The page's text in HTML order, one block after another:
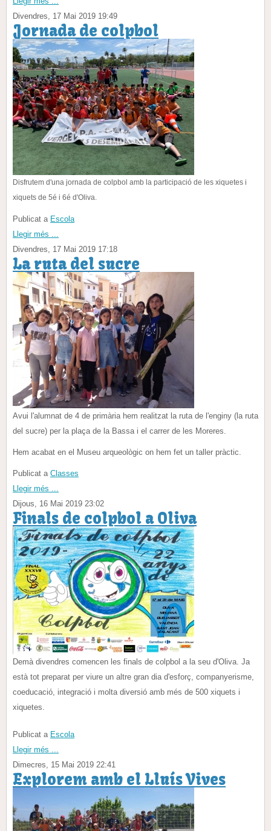
Divendres, 17 Mai 2019 19:49
Jornada de colpbol
Disfrutem d'una jornada de colpbol amb la participació de les xiquetes i
xiquets de 5é i 6é d'Oliva.
Publicat a Escola
Llegir més ...
Divendres, 17 Mai 2019 17:18
La ruta del sucre
Avui l'alumnat de 4 de primària hem realitzat la ruta de l'enginy (la ruta
del sucre) per la plaça de la Bassa i el carrer de les Moreres.
Hem acabat en el Museu arqueològic on hem fet un taller pràctic.
Publicat a Classes
Llegir més ...
Dijous, 16 Mai 2019 23:02
Finals de colpbol a Oliva
Demà divendres comencen les finals de colpbol a la seu d'Oliva. Ja
està tot preparat per viure un altre gran dia d'esforç, companyerisme,
coeducació, integració i molta diversió amb més de 500 xiquets i
xiquetes.
Publicat a Escola
Llegir més ...
Dimecres, 15 Mai 2019 22:41
Explorem amb el Lluís Vives